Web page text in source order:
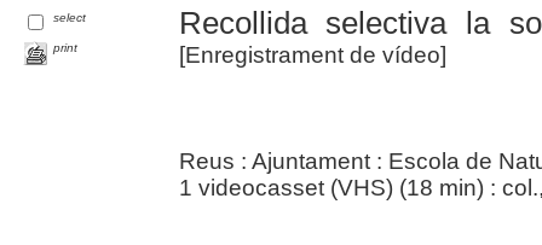
select
print
Recollida selectiva la
[Enregistrament de vídeo]
Reus : Ajuntament : Escola de
1 videocasset (VHS) (18 min) :